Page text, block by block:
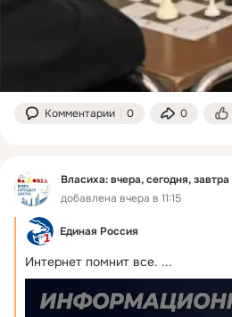
Комментарии 0 0
Власиха: вчера, сегодня, завтра
добавлена вчера в 11:15
Единая Россия
Интернет помнит все. ...